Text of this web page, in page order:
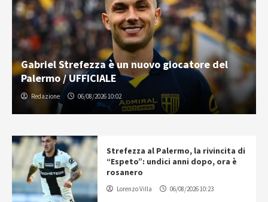
Gabriel Strefezza è un nuovo giocatore del
Palermo / UFFICIALE
Redazione 06/08/2026 10:02
Strefezza al Palermo, la rivincita di
“Espeto”: undici anni dopo, ora è
rosanero
Lorenzo Villa 06/08/2026 10:23